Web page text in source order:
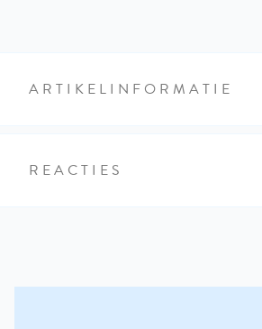
ARTIKELINFORMATIE
REACTIES